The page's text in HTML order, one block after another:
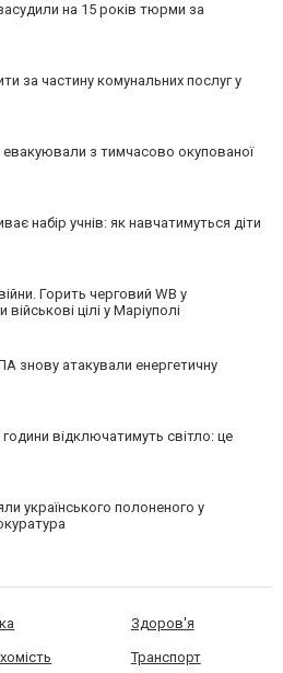
на 15 років тюрми за
за частину комунальних послуг у
евакуювали з тимчасово окупованої
набір учнів: як навчатимуться діти
Горить черговий WB у
цілі у Маріуполі
знову атакували енергетичну
відключатимуть світло: це
українського полоненого у
Здоров'я
Транспорт